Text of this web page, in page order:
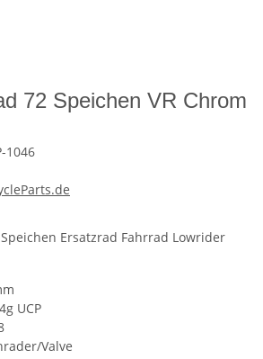
72 Speichen VR Chrom
1046
Ersatzrad Fahrrad Lowrider
UCP
Valve